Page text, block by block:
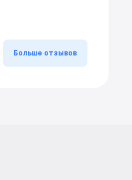
Больше отзывов